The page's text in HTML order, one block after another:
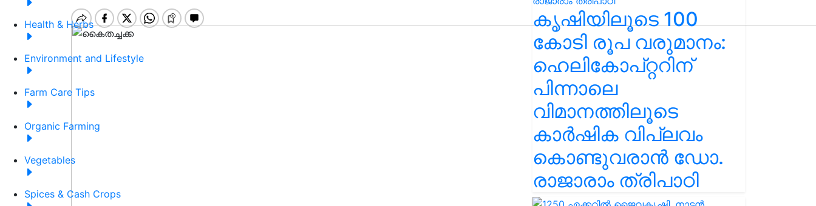
Health & Herbs
Environment and Lifestyle
Farm Care Tips
Organic Farming
Vegetables
Spices & Cash Crops
കൃഷിയിലൂടെ 100
കോടി രൂപ വരുമാനം:
ഹെലികോപ്റ്ററിന്
പിന്നാലെ
വിമാനത്തിലൂടെ
കാർഷിക വിപ്ലവം
കൊണ്ടുവരാൻ ഡോ.
രാജാരാം ത്രിപാഠി